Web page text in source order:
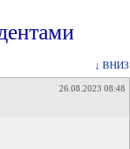
↓ ВНИЗ
26.08.2023 08:48